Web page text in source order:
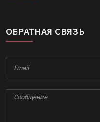
ОБРАТНАЯ СВЯЗЬ